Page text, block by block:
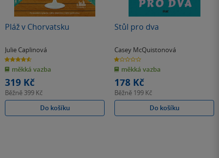
Pláž v Chorvatsku
Julie Caplinová
4.6
z
5
hvězdiček
měkká vazba
319 Kč
Běžně 399 Kč
Do košíku
Stůl pro dva
Casey McQuistonová
1.0
z
5
hvězdiček
měkká vazba
178 Kč
Běžně 199 Kč
Do košíku